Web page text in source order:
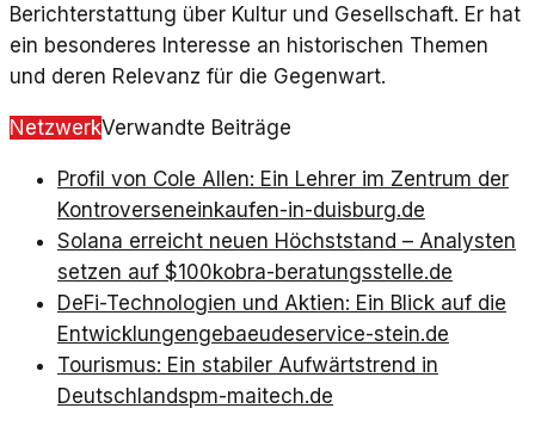
Berichterstattung über Kultur und Gesellschaft. Er hat
ein besonderes Interesse an historischen Themen
und deren Relevanz für die Gegenwart.
NetzwerkVerwandte Beiträge
Profil von Cole Allen: Ein Lehrer im Zentrum der
Kontroverseneinkaufen-in-duisburg.de
Solana erreicht neuen Höchststand – Analysten
setzen auf $100kobra-beratungsstelle.de
DeFi-Technologien und Aktien: Ein Blick auf die
Entwicklungengebaeudeservice-stein.de
Tourismus: Ein stabiler Aufwärtstrend in
Deutschlandspm-maitech.de